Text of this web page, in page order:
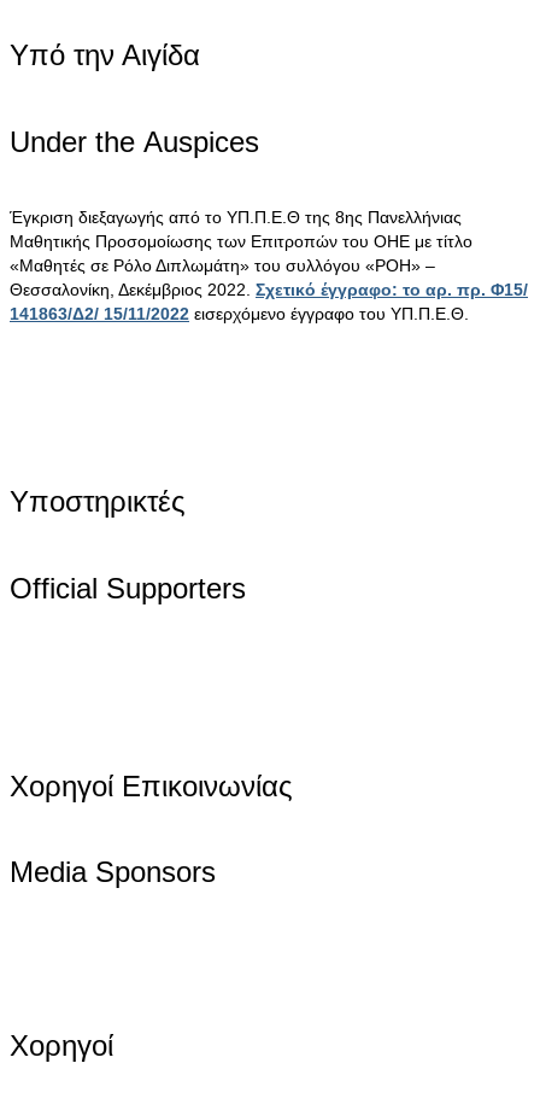
Υπό την Αιγίδα
Under the Αuspices
Έγκριση διεξαγωγής από το ΥΠ.Π.Ε.Θ της 8ης Πανελλήνιας
Μαθητικής Προσομοίωσης των Επιτροπών του ΟΗΕ με τίτλο
«Μαθητές σε Ρόλο Διπλωμάτη» του συλλόγου «ΡΟΗ» –
Θεσσαλονίκη, Δεκέμβριος 2022. Σχετικό έγγραφο: το αρ. πρ. Φ15/
141863/Δ2/ 15/11/2022 εισερχόμενο έγγραφο του ΥΠ.Π.Ε.Θ.
Υποστηρικτές
Official Supporters
Χορηγοί Επικοινωνίας
Media Sponsors
Χορηγοί